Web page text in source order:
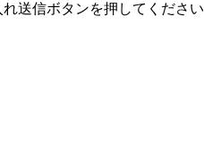
送信ボタンを押してください